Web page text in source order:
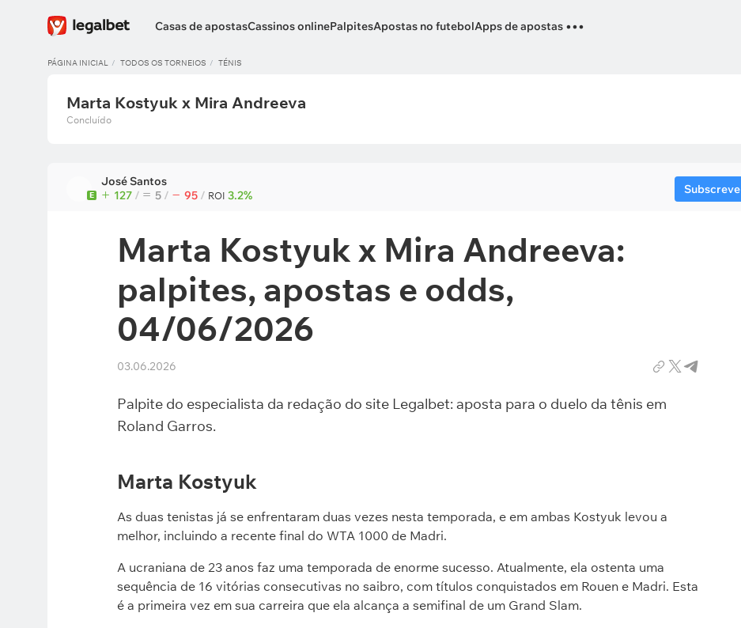
Casas de apostasCassinos onlinePalpitesApostas no futebolApps de apostas ...
PÁGINA INICIAL TODOS OS TORNEIOS TÉNIS
Marta Kostyuk x Mira Andreeva
Concluído
E
José Santos
127 / 5 / 95 / ROI 3.2% Subscreve
Marta Kostyuk x Mira Andreeva:
palpites, apostas e odds,
04/06/2026
03.06.2026
Palpite do especialista da redação do site Legalbet: aposta para o duelo da tênis em
Roland Garros.
Marta Kostyuk
As duas tenistas já se enfrentaram duas vezes nesta temporada, e em ambas Kostyuk levou a
melhor, incluindo a recente final do WTA 1000 de Madri.
A ucraniana de 23 anos faz uma temporada de enorme sucesso. Atualmente, ela ostenta uma
sequência de 16 vitórias consecutivas no saibro, com títulos conquistados em Rouen e Madri. Esta
é a primeira vez em sua carreira que ela alcança a semifinal de um Grand Slam.